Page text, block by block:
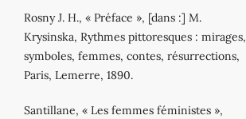
Rosny J. H., « Préface », [dans :] M.
Krysinska, Rythmes pittoresques : mirages,
symboles, femmes, contes, résurrections,
Paris, Lemerre, 1890.
Santillane, « Les femmes féministes »,